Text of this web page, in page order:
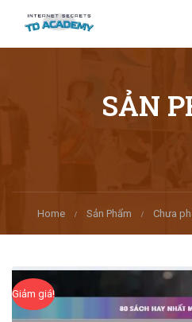
SẢN
Home Sản Phẩm Chưa
Giảm giá!